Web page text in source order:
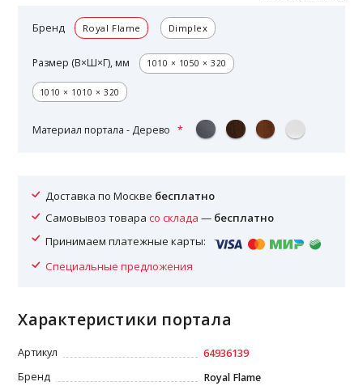
Бренд Royal Flame Dimplex
Размер (В×Ш×Г), мм 1010 × 1050 × 320
1010 × 1010 × 320
Материал портала - Дерево
Доставка по Москве бесплатно
Самовывоз товарасо склада — бесплатно
Принимаем платежные карты:
Специальные предложения
Характеристики портала
Артикул
64936139
Бренд
Royal Flame